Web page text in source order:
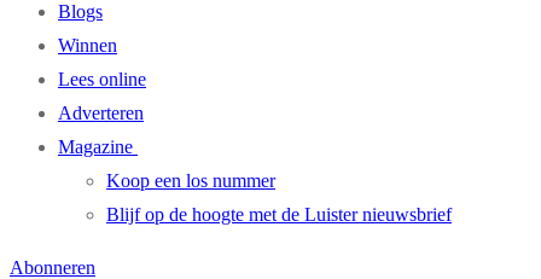
Blogs
Winnen
Lees online
Adverteren
Magazine
Koop een los nummer
Blijf op de hoogte met de Luister nieuwsbrief
Abonneren